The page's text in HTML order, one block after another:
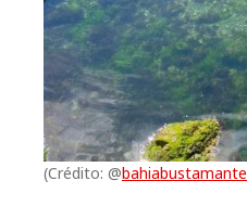
(Crédito: @bahiabustamante